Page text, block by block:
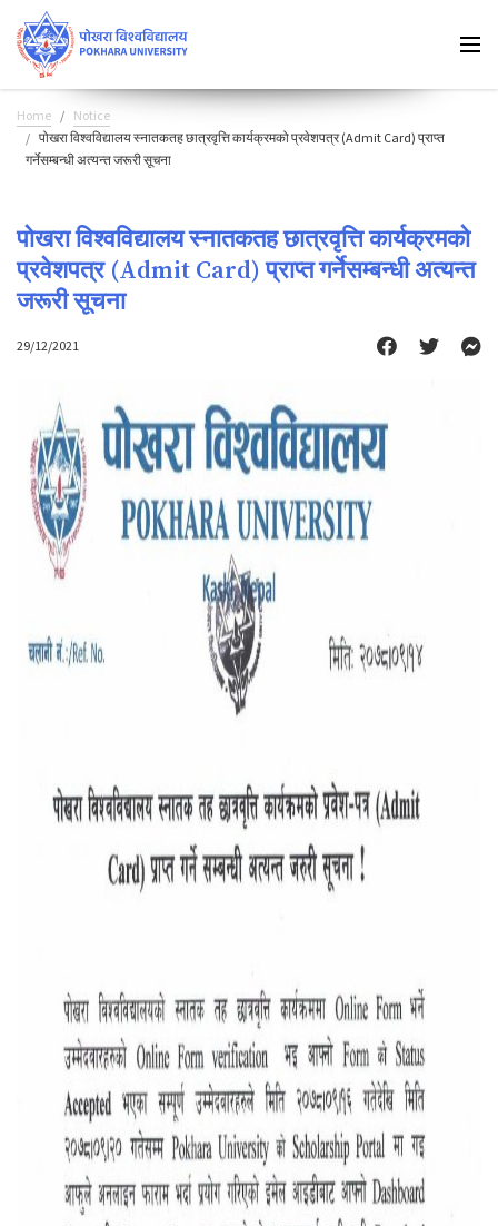
Home
Notice
पोखरा विश्वविद्यालय स्नातकतह छात्रवृत्ति कार्यक्रमको प्रवेशपत्र (Admit Card) प्राप्त
गर्नेसम्बन्धी अत्यन्त जरूरी सूचना
पोखरा विश्वविद्यालय स्नातकतह छात्रवृत्ति कार्यक्रमको
प्रवेशपत्र (Admit Card) प्राप्त गर्नेसम्बन्धी अत्यन्त
जरूरी सूचना
29/12/2021